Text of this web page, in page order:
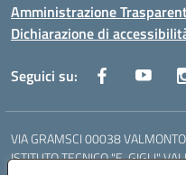
Amministrazione
Dichiarazione di
Seguici su:
VIA GRAMSCI 00038
ISTITUTO TECNICO "E. GIGLI"